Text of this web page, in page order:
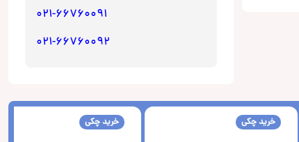
021-66760091
021-66760092
خرید چکی خرید چکی